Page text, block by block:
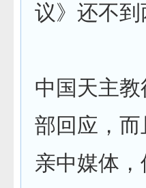
议》还不到
中国天主
部回应，
亲中媒体